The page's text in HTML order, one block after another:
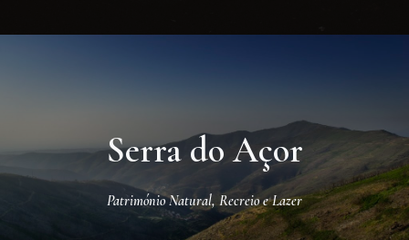
Serra do Açor
Património Natural, Recreio e Lazer